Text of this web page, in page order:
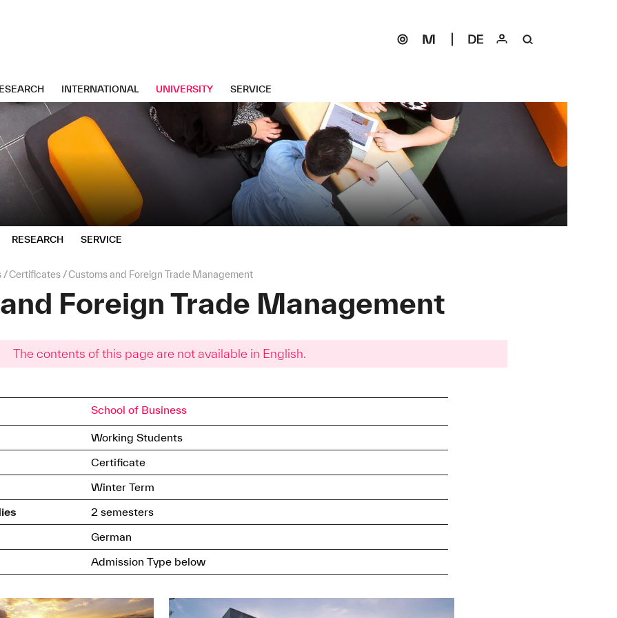
INTERNATIONAL UNIVERSITY SERVICE
RESEARCH SERVICE
Certificates Customs and Foreign Trade Management
Foreign Trade Management
The contents of this page are not available in English.
School of Business
Working Students
Certificate
Winter Term
2 semesters
German
Admission Type below